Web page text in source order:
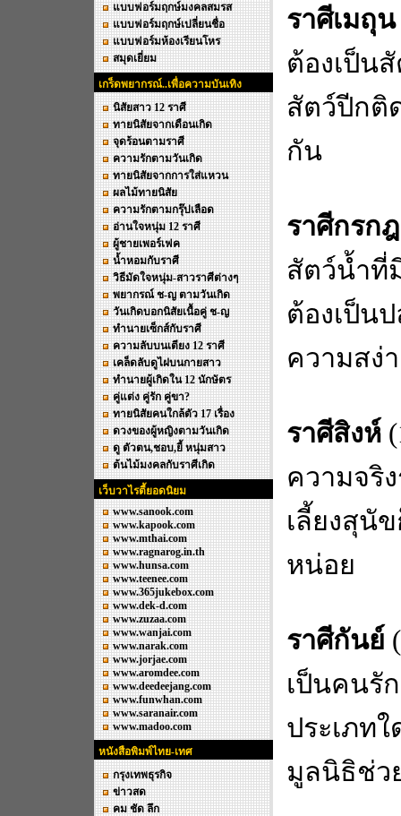
แบบฟอร์มฤกษ์มงคลสมรส
แบบฟอร์มฤกษ์เปลี่ยนชื่อ
แบบฟอร์มห้องเรียนโหร
สมุดเยี่ยม
เกร็ดพยากรณ์..เพื่อความบันเทิง
นิสัยสาว 12 ราศี
ทายนิสัยจากเดือนเกิด
จุดร้อนตามราศี
ความรักตามวันเกิด
ทายนิสัยจากการใส่แหวน
ผลไม้ทายนิสัย
ความรักตามกรุ๊ปเลือด
อ่านใจหนุ่ม 12 ราศี
ผู้ชายเพอร์เฟค
น้ำหอมกับราศี
วิธีมัดใจหนุ่ม-สาวราศีต่างๆ
พยากรณ์ ช-ญ ตามวันเกิด
วันเกิดบอกนิสัยเนื้อคู่ ช-ญ
ทำนายเซ็กส์กับราศี
ความลับบนเตียง 12 ราศี
เคล็ดลับดูไฝบนกายสาว
ทำนายผู้เกิดใน 12 นักษัตร
คู่แต่ง คู่รัก คู่ขา?
ทายนิสัยคนใกล้ตัว 17 เรื่อง
ดวงของผู้หญิงตามวันเกิด
ดู ตัวตน,ชอบ,ยี้ หนุ่มสาว
ต้นไม้มงคลกับราศีเกิด
เว็บวาไรตี้ยอดนิยม
www.sanook.com
www.kapook.com
www.mthai.com
www.ragnarog.in.th
www.hunsa.com
www.teenee.com
www.365jukebox.com
www.dek-d.com
www.zuzaa.com
www.wanjai.com
www.narak.com
www.jorjae.com
www.aromdee.com
www.deedeejang.com
www.funwhan.com
www.saranair.com
www.madoo.com
หนังสือพิมพ์ไทย-เทศ
กรุงเทพธุรกิจ
ข่าวสด
คม ชัด ลึก
ราศีเมถุน
ต้องเป็น
สัตว์ปีกติ
กัน
ราศีกรกฎ
สัตว์น้ำที่
ต้องเป็น
ความสง่
ราศีสิงห์
ความจริ
เลี้ยงสุนั
หน่อย
ราศีกันย์
เป็นคนรั
ประเภท
มูลนิธิช่ว